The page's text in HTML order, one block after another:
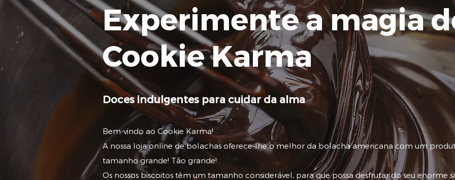
Experimente a magia
Cookie Karma
Doces indulgentes para cuidar da alma
Bem-vindo ao Cookie Karma!
A nossa loja online de bolachas oferece-lhe o melhor da bolacha americana com um
tamanho grande! Tão grande!
Os nossos biscoitos têm um tamanho considerável, para que possa desfrutar do seu enorme